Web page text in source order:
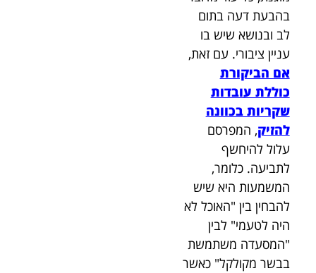
בהבעת דעה בתום
לב ובנושא שיש בו
עניין ציבורי. עם זאת,
אם הביקורת
כוללת עובדות
שקריות בכוונה
להזיק, המפרסם
עלול להיחשף
לתביעה. כלומר,
המשמעות היא שיש
להבחין בין "האוכל לא
היה לטעמי" לבין
"המסעדה משתמשת
בבשר מקולקל" כאשר